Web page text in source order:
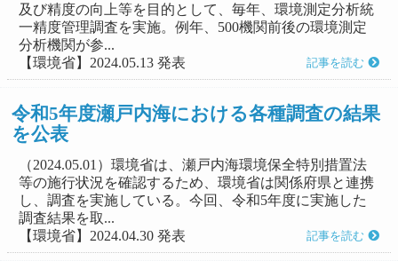
及び精度の向上等を目的として、毎年、環境測定分析統
一精度管理調査を実施。例年、500機関前後の環境測定
分析機関が参...
【環境省】2024.05.13 発表
記事を読む
令和5年度瀬戸内海における各種調査の結果
を公表
（2024.05.01）環境省は、瀬戸内海環境保全特別措置法
等の施行状況を確認するため、環境省は関係府県と連携
し、調査を実施している。今回、令和5年度に実施した
調査結果を取...
【環境省】2024.04.30 発表
記事を読む